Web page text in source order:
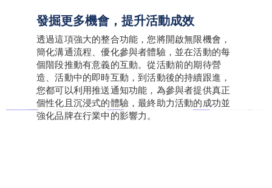
發掘更多機會，提升活動成效
透過這項強大的整合功能，您將開啟無限機會，
簡化溝通流程、優化參與者體驗，並在活動的每
個階段推動有意義的互動。從活動前的期待營
造、活動中的即時互動，到活動後的持續跟進，
您都可以利用推送通知功能，為參與者提供真正
個性化且沉浸式的體驗，最終助力活動的成功並
強化品牌在行業中的影響力。